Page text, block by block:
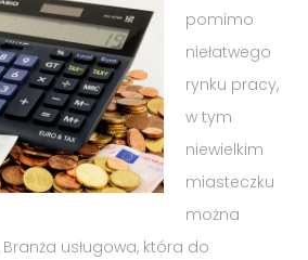
pomimo
niełatwego
rynku pracy,
w tym
niewielkim
miasteczku
można
usługowa, która do